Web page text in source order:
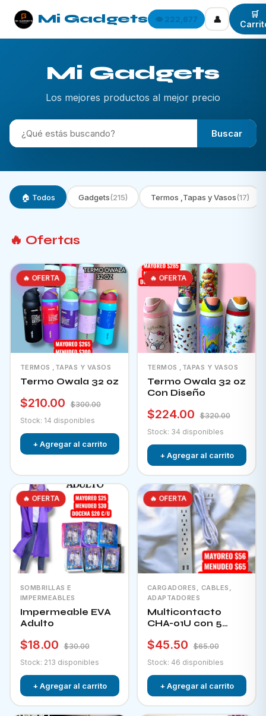
Mi Gadgets 👁️ 222,677 👤
🛒
Mi Gadgets
Los mejores productos al mejor precio
Buscar
🏠 Todos Gadgets(215) Termos ,Tapas y Vasos(17)
🔥 Ofertas
🔥 OFERTA
TERMOS ,TAPAS Y VASOS
Termo Owala 32 oz
$210.00
$300.00
Stock: 14 disponibles
+ Agregar al carrito
🔥 OFERTA
TERMOS ,TAPAS Y VASOS
Termo Owala 32 oz
Con Diseño
$224.00
$320.00
Stock: 34 disponibles
+ Agregar al carrito
🔥 OFERTA
SOMBRILLAS E
IMPERMEABLES
Impermeable EVA
Adulto
$18.00
$30.00
Stock: 213 disponibles
+ Agregar al carrito
🔥 OFERTA
CARGADORES, CABLES,
ADAPTADORES
Multicontacto
CHA-01U con 5
puertos usb e
$45.50
$65.00
Stock: 46 disponibles
+ Agregar al carrito